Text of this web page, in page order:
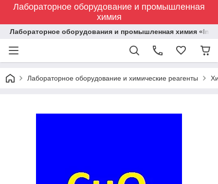
Лабораторное оборудование и промышленная
химия
Лабораторное оборудования и промышленная химия
Лабораторное оборудование и химические реагенты